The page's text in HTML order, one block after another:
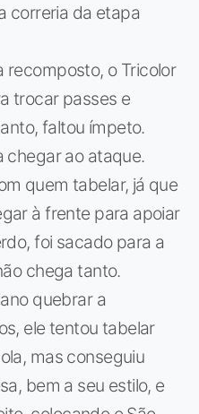
correria da etapa
recomposto, o Tricolor
trocar passes e
faltou ímpeto.
chegar ao ataque.
quem tabelar, já que
à frente para apoiar
foi sacado para a
chega tanto.
quebrar a
ele tentou tabelar
mas conseguiu
bem a seu estilo, e